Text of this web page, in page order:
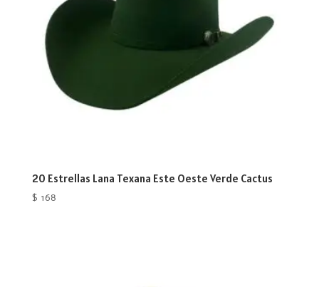
20 Estrellas Lana Texana Este Oeste Verde Cactus
$ 168